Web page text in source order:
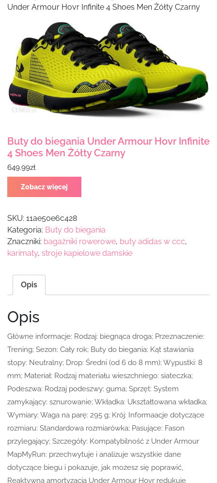
Under Armour Hovr Infinite 4 Shoes Men Żółty Czarny
Buty do biegania Under Armour Hovr Infinite
4 Shoes Men Żółty Czarny
649.99zł
Zobacz więcej
SKU: 11ae50e6c428
Kategoria: Buty do biegania
Znaczniki: bagażniki rowerowe, buty adidas w ccc,
karimaty, stroje kapielowe damskie
Opis
Opis
Główne informacje: Rodzaj: biegnąca droga; Przeznaczenie:
Trening; Sezon: Cały rok; Buty do biegania: Kąt stawiania
stopy: Neutralny; Drop: Średni (od 6 do 8 mm); Wypustki: 8
mm; Materiał: Rodzaj materiału wieszchniego: siateczka;
Podeszwa: Rodzaj podeszwy: guma; Sprzęt: System
zamykający: sznurowanie; Wkładka: Ukształtowana wkładka;
Wymiary: Waga na parę: 295 g; Krój: Informaacje dotyczące
rozmiaru: Standardowa rozmiarówka; Pasujące: Fason
przylegający; Szczegóły: Kompatybilność z Under Armour
MapMyRun: przechwytuje i analizuje wszystkie dane
dotyczące biegu i pokazuje, jak możesz się poprawić,
Reaktywna amortyzacja Under Armour Hovr redukuje